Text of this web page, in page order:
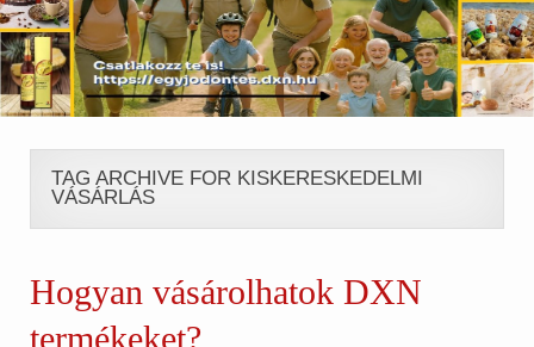
TAG ARCHIVE FOR KISKERESKEDELMI
VÁSÁRLÁS
Hogyan vásárolhatok DXN
termékeket?